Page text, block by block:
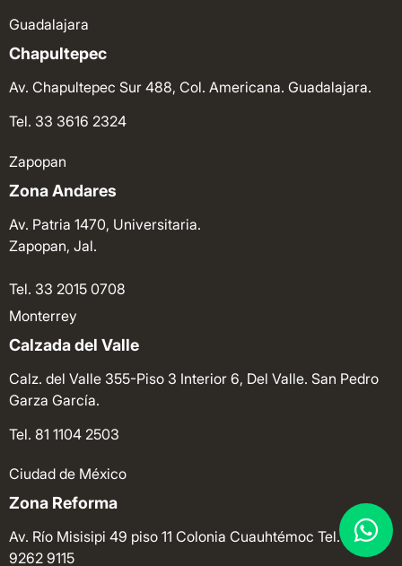
Guadalajara
Chapultepec
Av. Chapultepec Sur 488, Col. Americana. Guadalajara.
Tel. 33 3616 2324
Zapopan
Zona Andares
Av. Patria 1470, Universitaria.
Zapopan, Jal.
Tel. 33 2015 0708
Monterrey
Calzada del Valle
Calz. del Valle 355-Piso 3 Interior 6, Del Valle. San Pedro
Garza García.
Tel. 81 1104 2503
Ciudad de México
Zona Reforma
Av. Río Misisipi 49 piso 11 Colonia Cuauhtémoc Tel. 55
9262 9115